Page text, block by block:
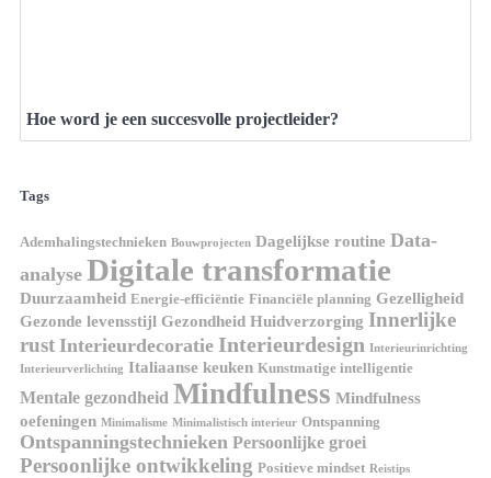
Hoe word je een succesvolle projectleider?
Tags
Ademhalingstechnieken Bouwprojecten Dagelijkse routine Data-
analyse Digitale transformatie
Duurzaamheid Energie-efficiëntie Financiële planning Gezelligheid
Gezonde levensstijl Gezondheid Huidverzorging Innerlijke
rust Interieurdecoratie Interieurdesign Interieurinrichting
Interieurverlichting Italiaanse keuken Kunstmatige intelligentie
Mentale gezondheid Mindfulness Mindfulness
oefeningen Minimalisme Minimalistisch interieur Ontspanning
Ontspanningstechnieken Persoonlijke groei
Persoonlijke ontwikkeling Positieve mindset Reistips